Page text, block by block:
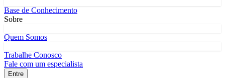
Base de Conhecimento
Sobre
Quem Somos
Trabalhe Conosco
Fale com um especialista
Entre